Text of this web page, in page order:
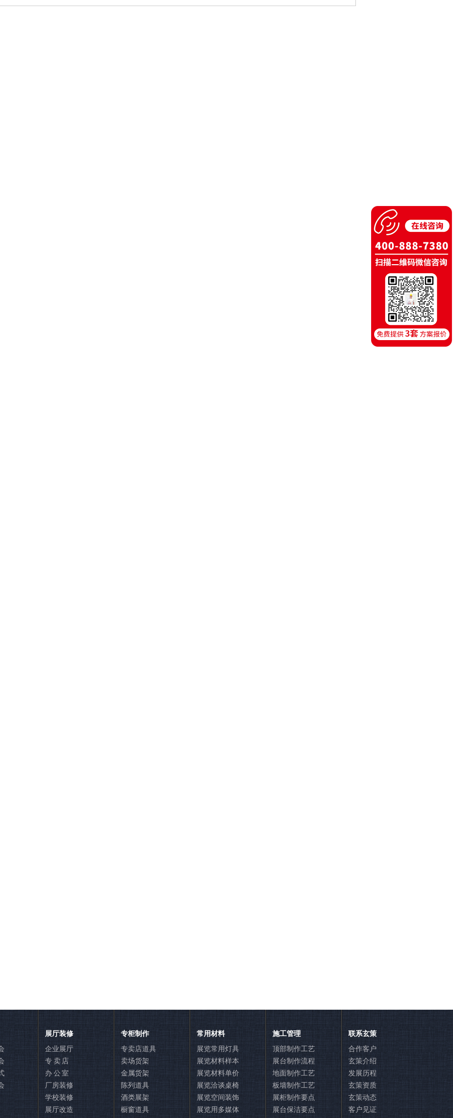
展厅装修
企业展厅
专 卖 店
办 公 室
厂房装修
学校装修
展厅改造
专柜制作
专卖店道具
卖场货架
金属货架
陈列道具
酒类展架
橱窗道具
常用材料
展览常用灯具
展览材料样本
展览材料单价
展览洽谈桌椅
展览空间装饰
展览用多媒体
施工管理
顶部制作工艺
展台制作流程
地面制作工艺
板墙制作工艺
展柜制作要点
展台保洁要点
联系玄策
合作客户
玄策介绍
发展历程
玄策资质
玄策动态
客户见证